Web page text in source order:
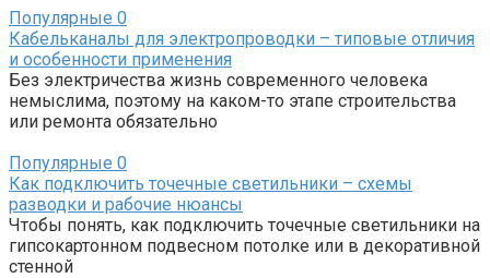
Популярные 0
Кабельканалы для электропроводки – типовые отличия
и особенности применения
Без электричества жизнь современного человека
немыслима, поэтому на каком-то этапе строительства
или ремонта обязательно
Популярные 0
Как подключить точечные светильники – схемы
разводки и рабочие нюансы
Чтобы понять, как подключить точечные светильники на
гипсокартонном подвесном потолке или в декоративной
стенной